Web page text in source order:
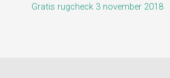
Gratis rugcheck 3 november 2018